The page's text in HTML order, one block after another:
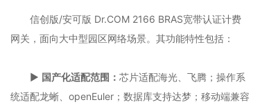
信创版/安可版 Dr.COM 2166 BRAS宽带认证计费
网关，面向大中型园区网络场景。其功能特性包括：
▶️ 国产化适配范围： 芯片适配海光、飞腾；操作系
统适配龙蜥、openEuler；数据库支持达梦；移动端兼容